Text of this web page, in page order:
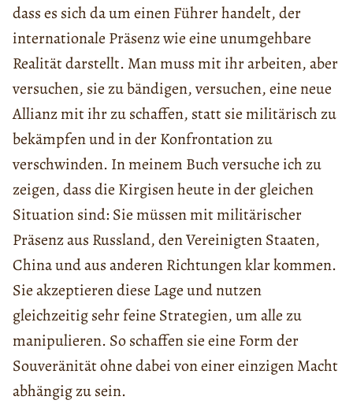
dass es sich da um einen Führer handelt, der
internationale Präsenz wie eine unumgehbare
Realität darstellt. Man muss mit ihr arbeiten, aber
versuchen, sie zu bändigen, versuchen, eine neue
Allianz mit ihr zu schaffen, statt sie militärisch zu
bekämpfen und in der Konfrontation zu
verschwinden. In meinem Buch versuche ich zu
zeigen, dass die Kirgisen heute in der gleichen
Situation sind: Sie müssen mit militärischer
Präsenz aus Russland, den Vereinigten Staaten,
China und aus anderen Richtungen klar kommen.
Sie akzeptieren diese Lage und nutzen
gleichzeitig sehr feine Strategien, um alle zu
manipulieren. So schaffen sie eine Form der
Souveränität ohne dabei von einer einzigen Macht
abhängig zu sein.